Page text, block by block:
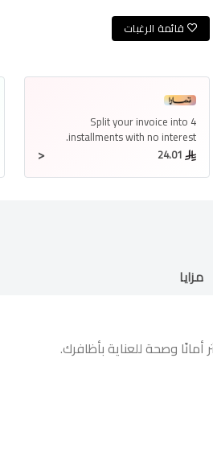
قائمة الرغبات
Split your invoice into 4
installmentswith no interest.
<
مزايا